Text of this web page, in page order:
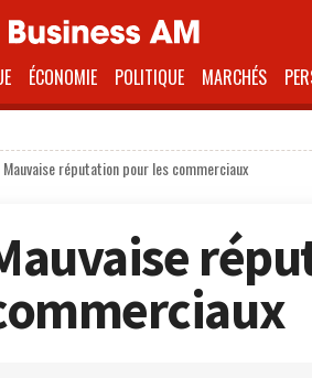
ÉCONOMIE POLITIQUE MARCHÉS
Mauvaise réputation pour les commerciaux